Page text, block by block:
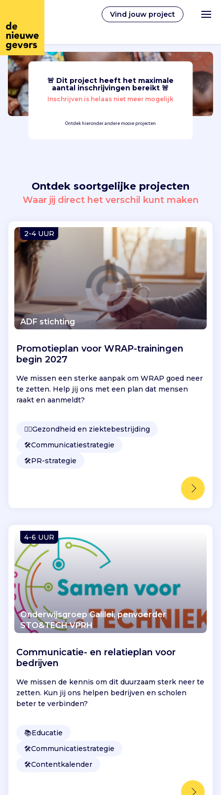
Vind jouw project
Nederlands
Vrijwilligerswerk
Vind jouw project
Inloggen
🚨 Dit project heeft het maximale
aantal inschrijvingen bereikt 🚨
Inschrijven is helaas niet meer mogelijk
Ontdek hieronder andere mooie projecten
Ontdek soortgelijke projecten
Waar jij direct het verschil kunt maken
2-4 UUR
ADF stichting
Promotieplan voor WRAP-trainingen
begin 2027
We missen een sterke aanpak om WRAP goed neer
te zetten. Help jij ons met een plan dat mensen
raakt en aanmeldt?
👩‍⚕️Gezondheid en ziektebestrijding
🛠️Communicatiestrategie
🛠️PR-strategie
4-6 UUR
Onderwijsgroep Galilei, penvoerder
STO&TECH VPRH
Communicatie- en relatieplan voor
bedrijven
We missen de kennis om dit duurzaam sterk neer te
zetten. Kun jij ons helpen bedrijven en scholen
beter te verbinden?
📚Educatie
🛠️Communicatiestrategie
🛠️Contentkalender